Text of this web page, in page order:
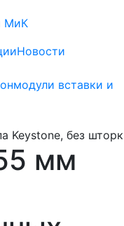
МиК
Новости
модули вставки и
мм